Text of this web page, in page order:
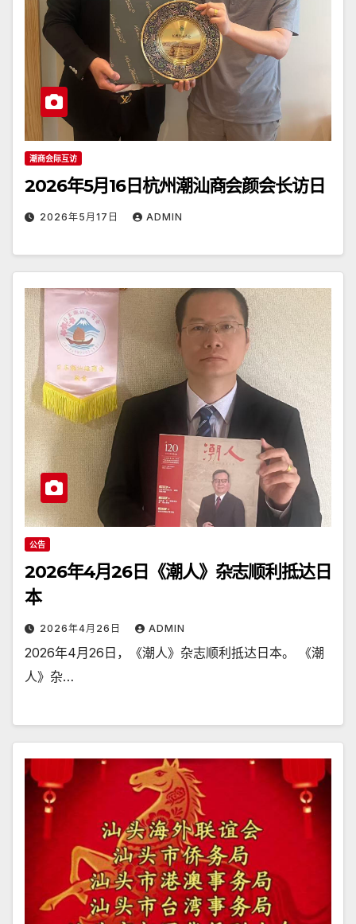
潮商会际互访
2026年5月16日杭州潮汕商会颜会长访日
2026年5月17日 ADMIN
公告
2026年4月26日《潮人》杂志顺利抵达日
本
2026年4月26日 ADMIN
2026年4月26日，《潮人》杂志顺利抵达日本。 《潮
人》杂…